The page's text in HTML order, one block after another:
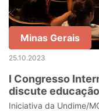
Minas Gerais
25.10.2023
I Congresso
discute
autistas e
Iniciativa da Undime/